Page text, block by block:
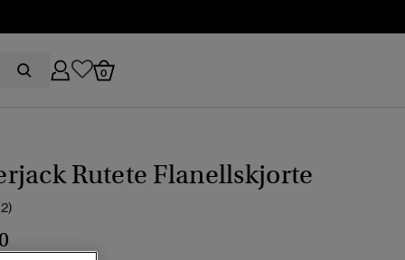
0
Rutete Flanellskjorte